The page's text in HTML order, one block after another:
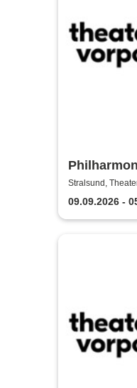
Theater
Stralsund,
09.09.2026 -